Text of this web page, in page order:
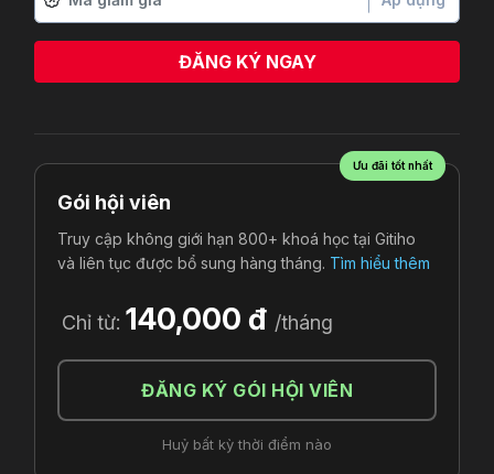
ĐĂNG KÝ NGAY
Ưu đãi tốt nhất
Gói hội viên
Truy cập không giới hạn 800+ khoá học tại Gitiho
và liên tục được bổ sung hàng tháng. Tìm hiểu thêm
Chỉ từ: 140,000 đ /tháng
ĐĂNG KÝ GÓI HỘI VIÊN
Huỷ bất kỳ thời điểm nào